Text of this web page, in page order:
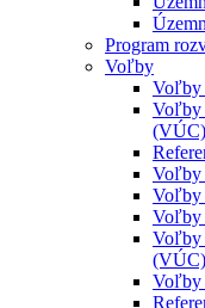
Program
Voľby
Voľby
Voľby
(VÚC)
Voľby
Voľby
Voľby
Voľby
(VÚC)
Voľby